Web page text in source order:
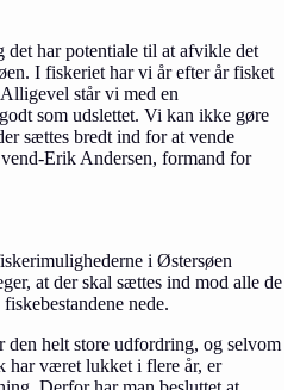
det har potentiale til at afvikle det
I fiskeriet har vi år efter år fisket
står vi med en
som udslettet. Vi kan ikke gøre
sættes bredt ind for at vende
Erik Andersen, formand for
i Østersøen
at der skal sættes ind mod alle de
nede.
den helt store udfordring, og selvom
har været lukket i flere år, er